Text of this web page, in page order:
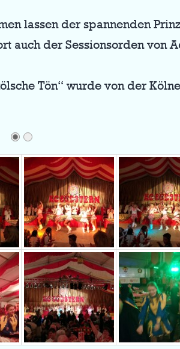
lassen der spannenden
auch der Sessionsorden von
Tön“ wurde von der